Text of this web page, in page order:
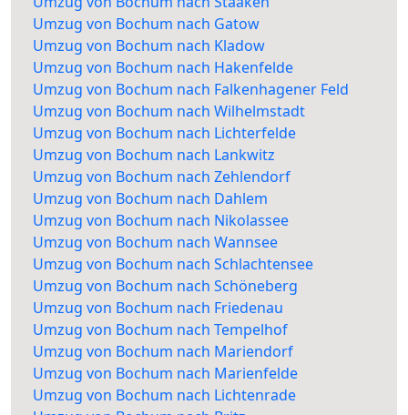
Umzug von Bochum nach Gatow
Umzug von Bochum nach Kladow
Umzug von Bochum nach Hakenfelde
Umzug von Bochum nach Falkenhagener Feld
Umzug von Bochum nach Wilhelmstadt
Umzug von Bochum nach Lichterfelde
Umzug von Bochum nach Lankwitz
Umzug von Bochum nach Zehlendorf
Umzug von Bochum nach Dahlem
Umzug von Bochum nach Nikolassee
Umzug von Bochum nach Wannsee
Umzug von Bochum nach Schlachtensee
Umzug von Bochum nach Schöneberg
Umzug von Bochum nach Friedenau
Umzug von Bochum nach Tempelhof
Umzug von Bochum nach Mariendorf
Umzug von Bochum nach Marienfelde
Umzug von Bochum nach Lichtenrade